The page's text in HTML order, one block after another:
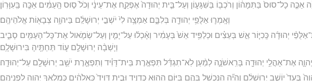
אַכֶּ֤ה כָל־סוּס֙ בַּתִּמָּה֔וֹן וְרֹכְב֖וֹ בַּשִּׁגָּע֑וֹן וְעַל־בֵּ֤ית יְהוּדָה֙ אֶפְקַ֣ח אֶת־עֵינַ֔י וְכֹל֙ ס֣וּס הָֽעַמִּ֔ים אַכֶּ֖ה בַּֽעִוָּרֽוֹן׃
וְאָֽמְר֛וּ אַלֻּפֵ֥י יְהוּדָ֖ה בְּלִבָּ֑ם אַמְצָ֥ה לִי֙ יֹשְׁבֵ֣י יְרוּשָׁלִַ֔ם בַּיהוָ֥ה צְבָא֖וֹת אֱלֹהֵיהֶֽם׃
יְהוּדָ֜ה כְּֽכִיּ֧וֹר אֵ֣שׁ בְּעֵצִ֗ים וּכְלַפִּ֥יד אֵשׁ֙ בְּעָמִ֔יר וְאָ֨כְל֜וּ עַל־יָמִ֧ין וְעַל־שְׂמֹ֛אול אֶת־כָּל־הָעַמִּ֖ים סָבִ֑יב
וְיָשְׁבָ֨ה יְרוּשָׁלִַ֥ם ע֛וֹד תַּחְתֶּ֖יהָ בִּירוּשָׁלִָֽם׃
יְהוָ֛ה אֶת־אָהֳלֵ֥י יְהוּדָ֖ה בָּרִֽאשֹׁנָ֑ה לְמַ֨עַן לֹֽא־תִגְדַּ֜ל תִּפְאֶ֣רֶת בֵּית־דָּוִ֗יד וְתִפְאֶ֛רֶת יֹשֵׁ֥ב יְרוּשָׁלִַ֖ם עַל־יְהוּדָֽה׃
בְּעַד֙ יוֹשֵׁ֣ב יְרוּשָׁלִַ֔ם וְהָיָ֞ה הַנִּכְשָׁ֥ל בָּהֶ֛ם בַּיּ֥וֹם הַה֖וּא כְּדָוִ֑יד וּבֵ֤ית דָּוִיד֙ כֵּֽאלֹהִ֔ים כְּמַלְאַ֥ךְ יְהוָ֖ה לִפְנֵיהֶֽם׃